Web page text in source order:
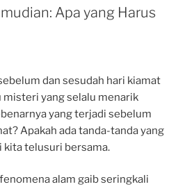
Apa yang Harus
dan sesudah hari kiamat
misteri yang selalu menarik
yang terjadi sebelum
Apakah ada tanda-tanda yang
kita telusuri bersama.
alam gaib seringkali